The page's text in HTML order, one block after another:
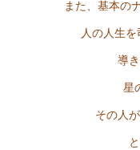
また、基本の
人の人生
導
星
その人